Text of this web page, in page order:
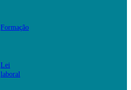
Formação
Lei
laboral